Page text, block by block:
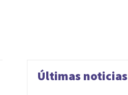
Últimas noticias